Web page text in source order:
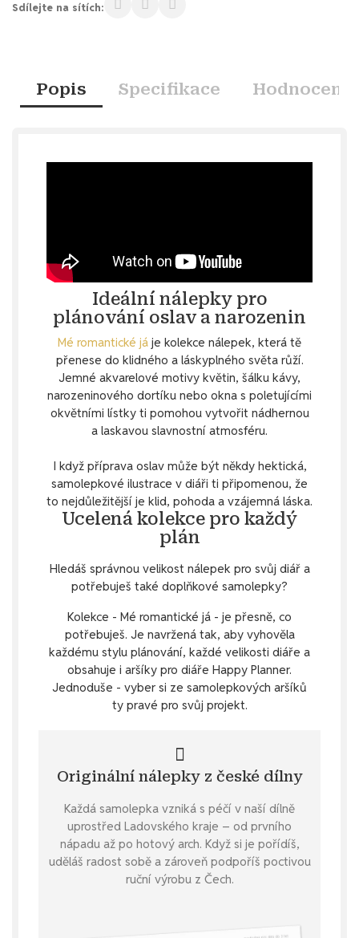
Sdílejte na sítích:
Popis Specifikace Hodnocení
Ideální nálepky pro
plánování oslav a narozenin
Mé romantické já je kolekce nálepek, která tě
přenese do klidného a láskyplného světa růží.
Jemné akvarelové motivy květin, šálku kávy,
narozeninového dortíku nebo okna s poletujícími
okvětními lístky ti pomohou vytvořit nádhernou
a laskavou slavnostní atmosféru.
I když příprava oslav může být někdy hektická,
samolepkové ilustrace v diáři ti připomenou, že
to nejdůležitější je klid, pohoda a vzájemná láska.
Ucelená kolekce pro každý
plán
Hledáš správnou velikost nálepek pro svůj diář a
potřebuješ také doplňkové samolepky?
Kolekce - Mé romantické já - je přesně, co
potřebuješ. Je navržená tak, aby vyhověla
každému stylu plánování, každé velikosti diáře a
obsahuje i aršíky pro diáře Happy Planner.
Jednoduše - vyber si ze samolepkových aršíků
ty pravé pro svůj projekt.
Originální nálepky z české dílny
Každá samolepka vzniká s péčí v naší dílně
uprostřed Ladovského kraje – od prvního
nápadu až po hotový arch. Když si je pořídíš,
uděláš radost sobě a zároveň podpoříš poctivou
ruční výrobu z Čech.